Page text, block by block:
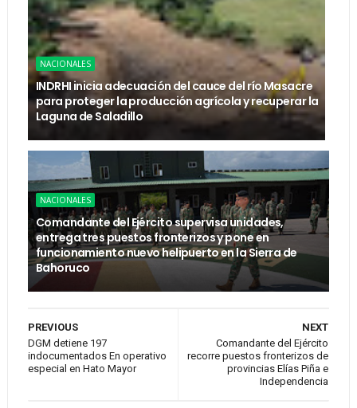
NACIONALES
INDRHI inicia adecuación del cauce del río Masacre
para proteger la producción agrícola y recuperar la
Laguna de Saladillo
NACIONALES
Comandante del Ejército supervisa unidades,
entrega tres puestos fronterizos y pone en
funcionamiento nuevo helipuerto en la Sierra de
Bahoruco
NEXT
Comandante del Ejército
recorre puestos fronterizos de
provincias Elías Piña e
Independencia
PREVIOUS
DGM detiene 197
indocumentados En operativo
especial en Hato Mayor